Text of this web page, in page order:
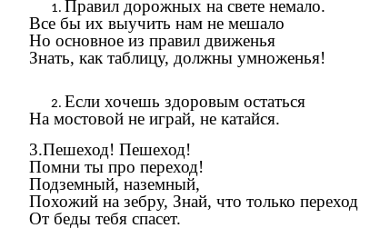
Правил дорожных на свете немало.
Все бы их выучить нам не мешало
Но основное из правил движенья
Знать, как таблицу, должны умноженья!
Если хочешь здоровым остаться
На мостовой не играй, не катайся.
3.Пешеход! Пешеход!
Помни ты про переход!
Подземный, наземный,
Похожий на зебру, Знай, что только переход
От беды тебя спасет.